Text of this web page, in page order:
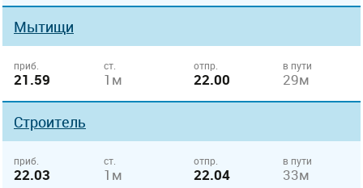
Мытищи
приб.
21.59
ст.
1м
отпр.
22.00
в пути
29м
Строитель
приб.
22.03
ст.
1м
отпр.
22.04
в пути
33м